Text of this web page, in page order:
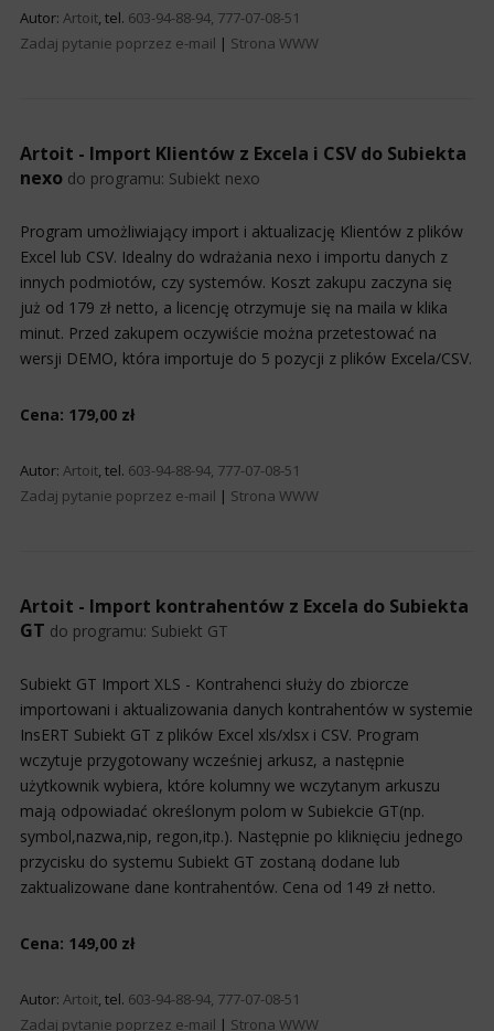
Autor: Artoit, tel. 603-94-88-94, 777-07-08-51
Zadaj pytanie poprzez e-mail | Strona WWW
Artoit - Import Klientów z Excela i CSV do Subiekta
nexo do programu: Subiekt nexo
Program umożliwiający import i aktualizację Klientów z plików
Excel lub CSV. Idealny do wdrażania nexo i importu danych z
innych podmiotów, czy systemów. Koszt zakupu zaczyna się
już od 179 zł netto, a licencję otrzymuje się na maila w klika
minut. Przed zakupem oczywiście można przetestować na
wersji DEMO, która importuje do 5 pozycji z plików Excela/CSV.
Cena: 179,00 zł
Autor: Artoit, tel. 603-94-88-94, 777-07-08-51
Zadaj pytanie poprzez e-mail | Strona WWW
Artoit - Import kontrahentów z Excela do Subiekta
GT do programu: Subiekt GT
Subiekt GT Import XLS - Kontrahenci służy do zbiorcze
importowani i aktualizowania danych kontrahentów w systemie
InsERT Subiekt GT z plików Excel xls/xlsx i CSV. Program
wczytuje przygotowany wcześniej arkusz, a następnie
użytkownik wybiera, które kolumny we wczytanym arkuszu
mają odpowiadać określonym polom w Subiekcie GT(np.
symbol,nazwa,nip, regon,itp.). Następnie po kliknięciu jednego
przycisku do systemu Subiekt GT zostaną dodane lub
zaktualizowane dane kontrahentów. Cena od 149 zł netto.
Cena: 149,00 zł
Autor: Artoit, tel. 603-94-88-94, 777-07-08-51
Zadaj pytanie poprzez e-mail | Strona WWW